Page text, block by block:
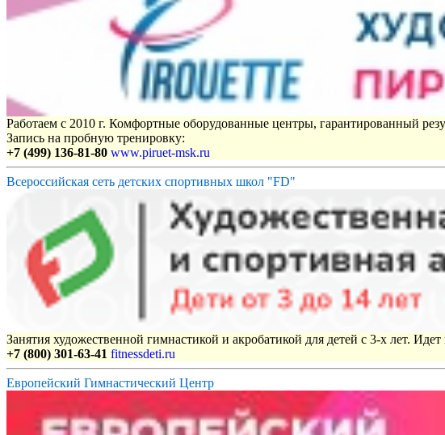
Работаем с 2010 г. Комфортные оборудованные центры, гарантированный
Запись на пробную тренировку:
+7 (499) 136-81-80 www.piruet-msk.ru
Всероссийская сеть детских спортивных школ "FD"
Занятия художественной гимнастикой и акробатикой для детей с 3-х лет.
+7 (800) 301-63-41 fitnessdeti.ru
Европейский Гимнастический Центр